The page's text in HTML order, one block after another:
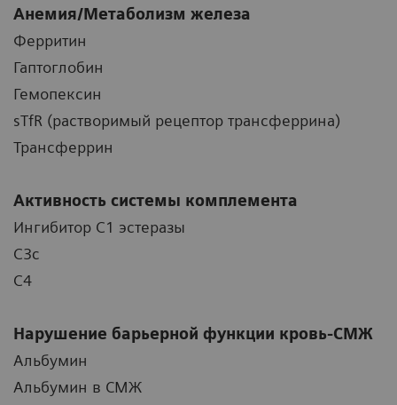
Анемия/Метаболизм железа
Ферритин
Гаптоглобин
Гемопексин
sTfR (растворимый рецептор трансферрина)
Трансферрин
Активность системы комплемента
Ингибитор C1 эстеразы
C3c
C4
Нарушение барьерной функции кровь-СМЖ
Альбумин
Альбумин в СМЖ